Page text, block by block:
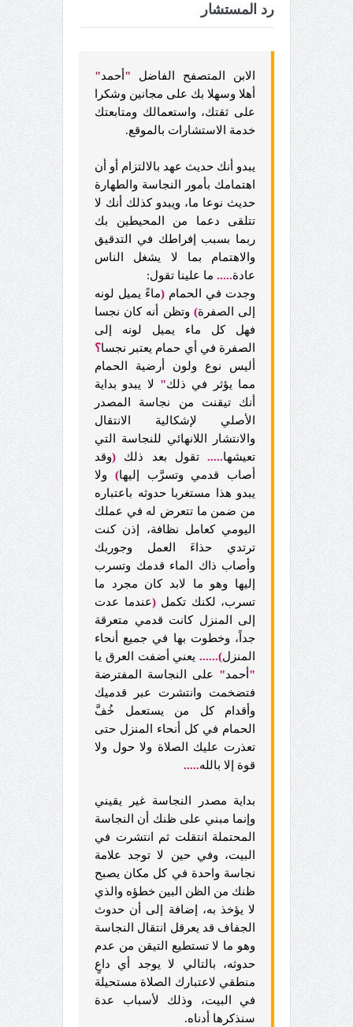
رد المستشار
الابن المتصفح الفاضل " أحمد"
أهلا وسهلا بك على مجانين وشكرا
على ثقتك، واستعمالك ومتابعتك
خدمة الاستشارات بالموقع.
يبدو أنك حديث عهد بالالتزام أو أن
اهتمامك بأمور النجاسة والطهارة
حديث نوعا ما، ويبدو كذلك أنك لا
تتلقى دعما من المحيطين بك
ربما بسبب إفراطك في التدقيق
والاهتمام بما لا يشغل الناس
عادة..... ما علينا تقول:
وجدت في الحمام (ماءً يميل لونه
إلى الصفرة) وتظن أنه كان نجسا
فهل كل ماء يميل لونه إلى
الصفرة في أي حمام يعتبر نجسا؟
أليس نوع ولون أرضية الحمام
مما يؤثر في ذلك" لا يبدو بداية
أنك تيقنت من نجاسة المصدر
الأصلي لإشكالية الانتقال
والانتشار اللانهائي للنجاسة التي
تعيشها..... تقول بعد ذلك (وقد
أصاب قدمي وتسرَّب إليها) ولا
يبدو هذا مستغربا حدوثه باعتباره
من ضمن ما تتعرض له في عملك
اليومي كعامل نظافة، إذن كنت
ترتدي حذاءَ العمل وجوربك
وأصاب ذاك الماء قدمك وتسرب
إليها وهو ما لابد كان مجرد ما
تسرب، لكنك تكمل(عندما عدت
إلى المنزل كانت قدمي متعرقة
جداً، وخطوت بها في جميع أنحاء
المنزل)...... يعني أضفت العرق يا
" أحمد" على النجاسة المفترضة
فتضخمت وانتشرت عبر قدميك
وأقدام كل من يستعمل خُفَّ
الحمام في كل أنحاء المنزل حتى
تعذرت عليك الصلاة ولا حول ولا
قوة إلا بالله.....
بداية مصدر النجاسة غير يقيني
وإنما مبني على ظنك أن النجاسة
المحتملة انتقلت ثم انتشرت في
البيت، وفي حين لا توجد علامة
نجاسة واحدة في كل مكان يصبح
ظنك من الظن البين خطؤه والذي
لا يؤخذ به، إضافة إلى أن حدوث
الجفاف قد يعرقل انتقال النجاسة
وهو ما لا تستطيع التيقن من عدم
حدوثه، بالتالي لا يوجد أي داعٍ
منطقي لاعتبارك الصلاة مستحيلة
في البيت، وذلك لأسباب عدة
سنذكرها أدناه.